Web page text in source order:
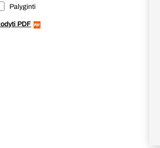
Palyginti
PDF